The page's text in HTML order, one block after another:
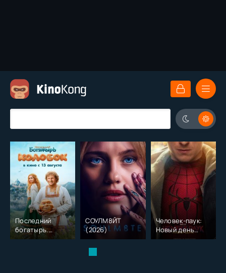
Последний
богатырь.
Колобок (2026)
СОУЛМ8ЙТ
(2026)
Человек-паук:
Новый день
(2026)